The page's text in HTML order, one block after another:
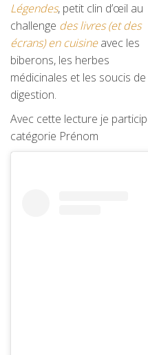
Légendes, petit clin d’œil au
challenge des livres (et des
écrans) en cuisineavec les
biberons, les herbes
médicinales et les soucis de
digestion.
Avec cette lecture je
catégorie Prénom